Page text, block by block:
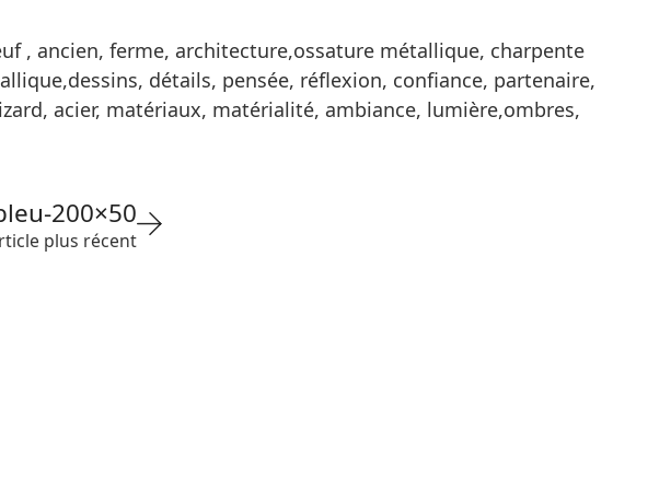
, ancien, ferme, architecture,ossature métallique, charpente
détails, pensée, réflexion, confiance, partenaire,
acier, matériaux, matérialité, ambiance, lumière,ombres,
200×50
plus récent